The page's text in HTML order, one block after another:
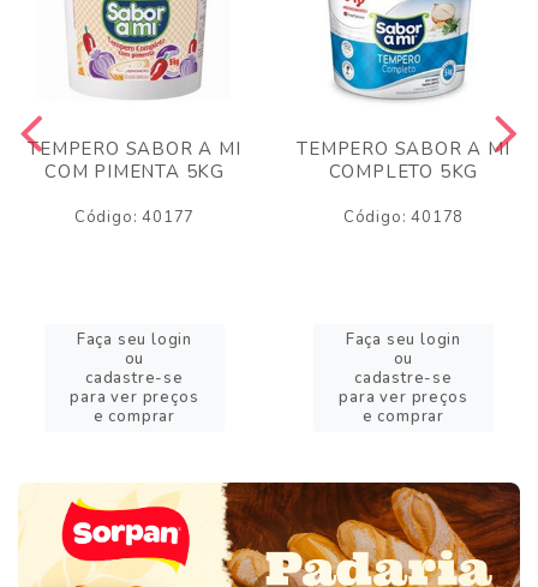
TEMPERO SABOR A MI
COM PIMENTA 5KG
Código: 40177
Faça seu login
ou
cadastre-se
para ver preços
e comprar
TEMPERO SABOR A MI
COMPLETO 5KG
Código: 40178
Faça seu login
ou
cadastre-se
para ver preços
e comprar